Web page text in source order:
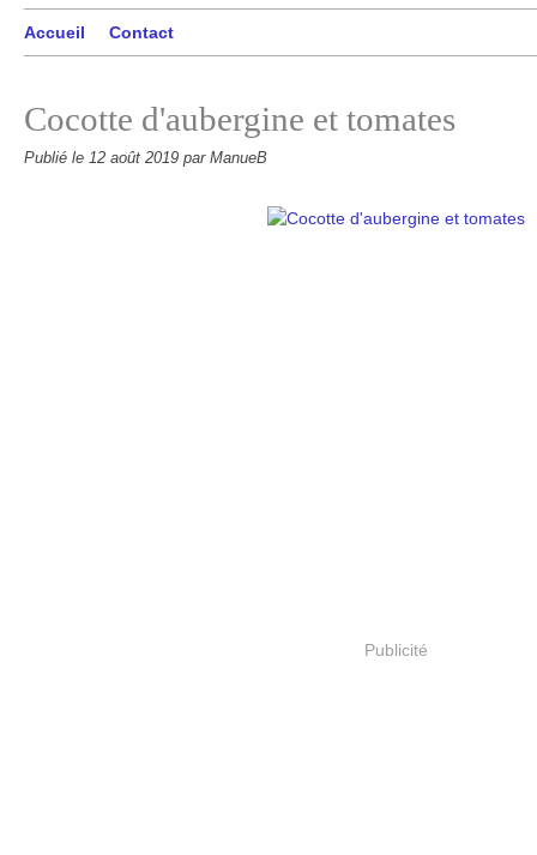
Accueil Contact
Cocotte d'aubergine et tomates
Publié le 12 août 2019 par ManueB
Publicité